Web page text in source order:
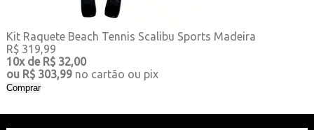
Kit Raquete Beach Tennis Scalibu Sports Madeira
R$ 319,99
10x de R$ 32,00
ou R$ 303,99 no cartão ou pix
Comprar